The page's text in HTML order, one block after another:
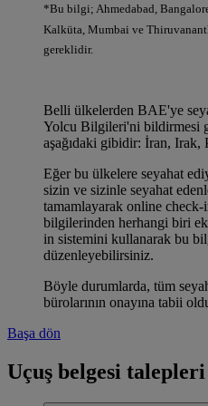
*Bu bilgi; Ahmedabad,
Kalküta, Mumbai ve
gereklidir.
Belli ülkelerden BAE'ye
Yolcu Bilgileri'ni bildirmesi
aşağıdaki gibidir: İran, Irak,
Eğer bu ülkelere seyahat
sizin ve sizinle seyahat
tamamlayarak online
bilgilerinden herhangi biri
in sistemini kullanarak bu
düzenleyebilirsiniz.
Böyle durumlarda, tüm
bürolarının onayına tabii
Başa dön
Uçuş belgesi talepleri